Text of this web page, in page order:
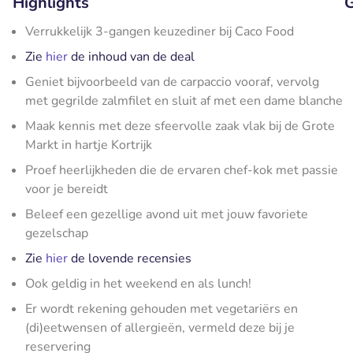
Verrukkelijk 3-gangen keuzediner bij Caco Food
Zie hierde inhoud van de deal
Geniet bijvoorbeeld van de carpaccio vooraf, vervolg
met gegrilde zalmfilet en sluit af met een dame blanche
Maak kennis met deze sfeervolle zaak vlak bij de Grote
Markt in hartje Kortrijk
Proef heerlijkheden die de ervaren chef-kok met passie
voor je bereidt
Beleef een gezellige avond uit met jouw favoriete
gezelschap
Zie hierde lovende recensies
Ook geldig in het weekend en als lunch!
Er wordt rekening gehouden met vegetariërs en
(di)eetwensen of allergieën, vermeld deze bij je
reservering